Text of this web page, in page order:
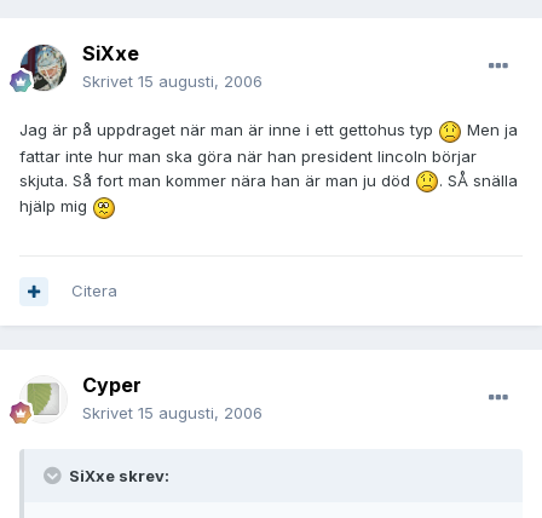
SiXxe
Skrivet 15 augusti, 2006
Jag är på uppdraget när man är inne i ett gettohus typ
Men ja
fattar inte hur man ska göra när han president lincoln börjar
skjuta. Så fort man kommer nära han är man ju död
. SÅ snälla
hjälp mig
Citera
Cyper
Skrivet 15 augusti, 2006
SiXxe skrev: